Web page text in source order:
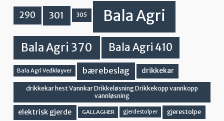
290 301 305 Bala Agri
Bala Agri 370 Bala Agri 410
Bala Agri Vedkløyver bærebeslag drikkekar
drikkekar hest Vannkar Drikkeløsning Drikkekopp vannkopp
vannløsning
elektrisk gjerde GALLAGHER gjerdestolper gjerestolpe